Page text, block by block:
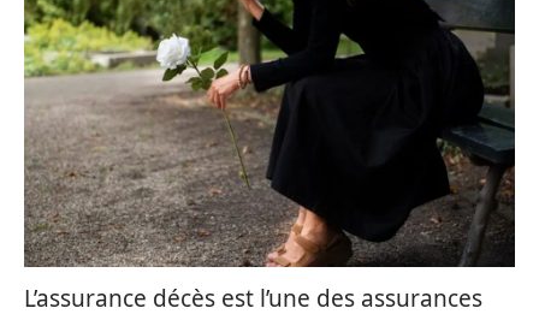
L’assurance décès est l’une des assurances